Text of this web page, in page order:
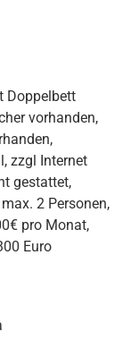
Doppelbett
vorhanden,
zzgl Internet
gestattet,
2 Personen,
pro Monat,
Euro